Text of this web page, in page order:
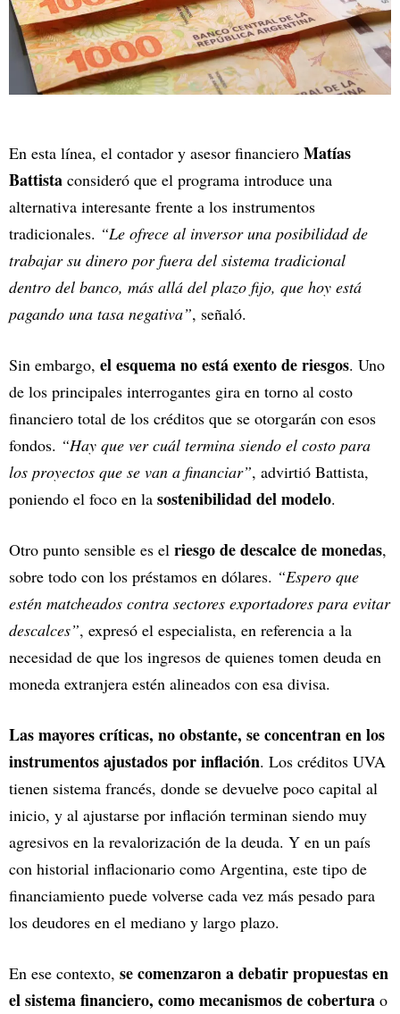
En esta línea, el contador y asesor financiero Matías
Battista consideró que el programa introduce una
alternativa interesante frente a los instrumentos
tradicionales. “Le ofrece al inversor una posibilidad de
trabajar su dinero por fuera del sistema tradicional
dentro del banco, más allá del plazo fijo, que hoy está
pagando una tasa negativa”, señaló.
Sin embargo, el esquema no está exento de riesgos. Uno
de los principales interrogantes gira en torno al costo
financiero total de los créditos que se otorgarán con esos
fondos. “Hay que ver cuál termina siendo el costo para
los proyectos que se van a financiar”, advirtió Battista,
poniendo el foco en la sostenibilidad del modelo.
Otro punto sensible es el riesgo de descalce de monedas,
sobre todo con los préstamos en dólares. “Espero que
estén matcheados contra sectores exportadores para evitar
descalces”, expresó el especialista, en referencia a la
necesidad de que los ingresos de quienes tomen deuda en
moneda extranjera estén alineados con esa divisa.
Las mayores críticas, no obstante, se concentran en los
instrumentos ajustados por inflación. Los créditos UVA
tienen sistema francés, donde se devuelve poco capital al
inicio, y al ajustarse por inflación terminan siendo muy
agresivos en la revalorización de la deuda. Y en un país
con historial inflacionario como Argentina, este tipo de
financiamiento puede volverse cada vez más pesado para
los deudores en el mediano y largo plazo.
En ese contexto, se comenzaron a debatir propuestas en
el sistema financiero, como mecanismos de cobertura o